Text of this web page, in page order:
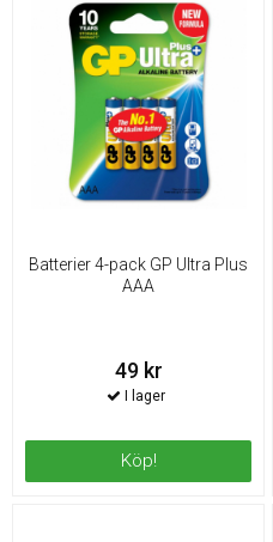
Batterier 4-pack GP Ultra Plus
AAA
49 kr
Köp!